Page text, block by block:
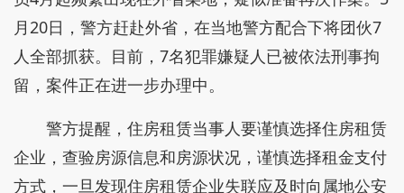
月20日，警方赶赴外省，在当地警方配合下将团伙7
人全部抓获。目前，7名犯罪嫌疑人已被依法刑事拘
留，案件正在进一步办理中。
警方提醒，住房租赁当事人要谨慎选择住房租赁
企业，查验房源信息和房源状况，谨慎选择租金支付
方式，一旦发现住房租赁企业失联应及时向属地公安